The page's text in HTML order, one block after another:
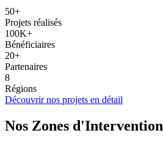
50+
Projets réalisés
100K+
Bénéficiaires
20+
Partenaires
8
Régions
Découvrir nos projets en détail
Nos Zones d'Intervention